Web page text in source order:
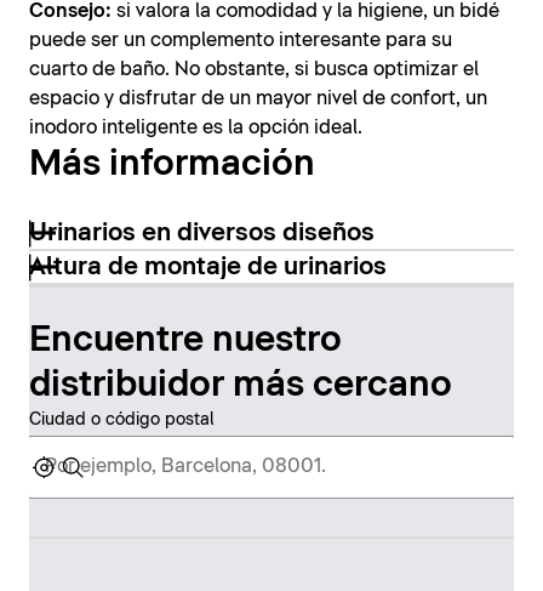
Consejo: si valora la comodidad y la higiene, un bidé
puede ser un complemento interesante para su
cuarto de baño. No obstante, si busca optimizar el
espacio y disfrutar de un mayor nivel de confort, un
inodoro inteligente es la opción ideal.
Más información
Urinarios en diversos diseños
Altura de montaje de urinarios
Encuentre nuestro
distribuidor más cercano
Ciudad o código postal